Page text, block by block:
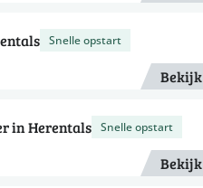
Snelle opstart
Bekijk
in Herentals Snelle opstart
Bekijk